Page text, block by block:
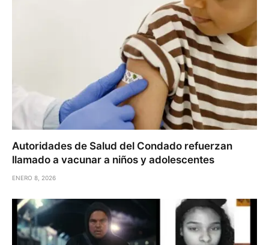
Autoridades de Salud del Condado refuerzan
llamado a vacunar a niños y adolescentes
ENERO 8, 2026